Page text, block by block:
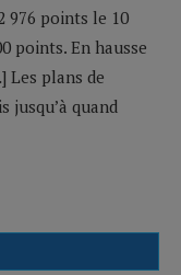
976 points le 10
points. En hausse
Les plans de
jusqu’à quand